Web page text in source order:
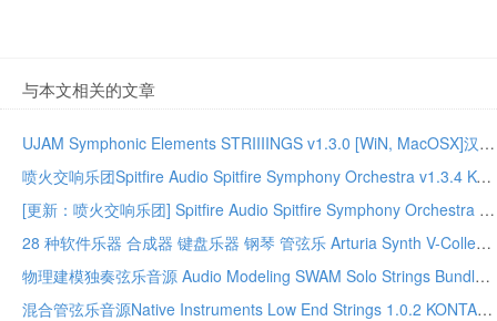
与本文相关的文章
UJAM Symphonic Elements STRIIIINGS v1.3.0 [WiN, MacOSX]汉斯季默 现代弦乐合奏音源
喷火交响乐团Spitfire Audio Spitfire Symphony Orchestra v1.3.4 KONTAKT 320G
[更新：喷火交响乐团] Spitfire Audio Spitfire Symphony Orchestra v1.4.7 Update ONLY [KONTAKT]
28 种软件乐器 合成器 键盘乐器 钢琴 管弦乐 Arturia Synth V-Collection 2025.10 WIN MAC
物理建模独奏弦乐音源 Audio Modeling SWAM Solo Strings Bundle v3.10.1 WiN
混合管弦乐音源Native Instruments Low End Strings 1.0.2 KONTAKT